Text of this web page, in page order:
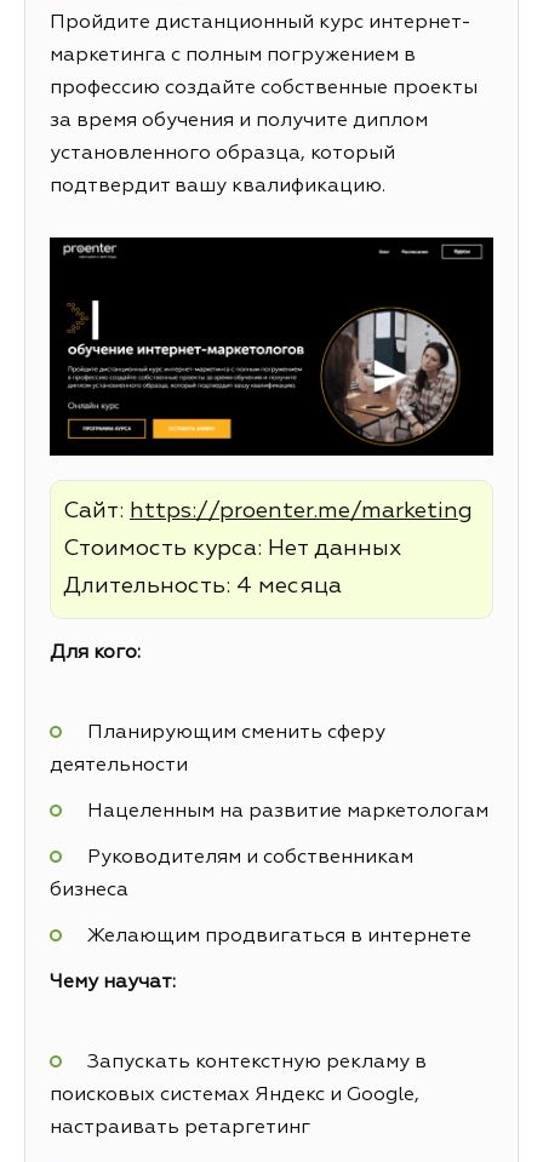
Пройдите дистанционный курс интернет-
маркетинга с полным погружением в
профессию создайте собственные проекты
за время обучения и получите диплом
установленного образца, который
подтвердит вашу квалификацию.
Сайт: https://proenter.me/marketing
Стоимость курса: Нет данных
Длительность: 4 месяца
Для кого:
Планирующим сменить сферу
деятельности
Нацеленным на развитие маркетологам
Руководителям и собственникам
бизнеса
Желающим продвигаться в интернете
Чему научат:
Запускать контекстную рекламу в
поисковых системах Яндекс и Google,
настраивать ретаргетинг